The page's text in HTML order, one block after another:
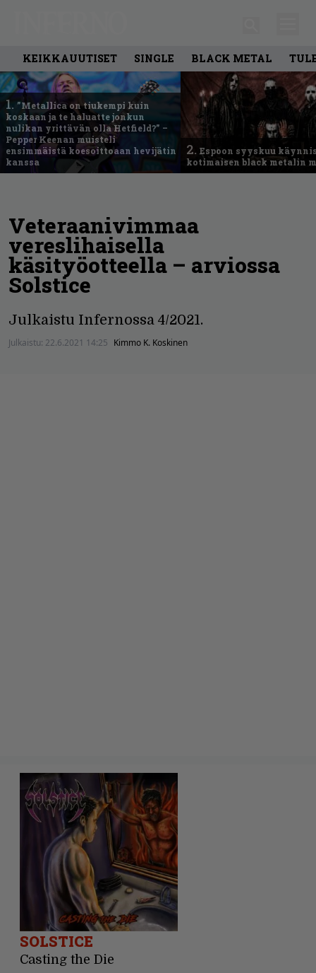
KEIKKAUUTISET SINGLE BLACK METAL
1. ”Metallica on tiukempi kuin
koskaan ja te haluatte jonkun
nulikan yrittävän olla Hetfield?” –
Pepper Keenan muisteli
ensimmäistä koesoittoaan hevijätin
kanssa
2. Espoon syyskuu
kotimaisen black metalin
Veteraanivimmaa
vereslihaisella
käsityöotteella – arviossa
Solstice
Julkaistu Infernossa 4/2021.
Julkaistu: 22.6.2021 14:25 Kimmo K. Koskinen
SOLSTICE
Casting the Die